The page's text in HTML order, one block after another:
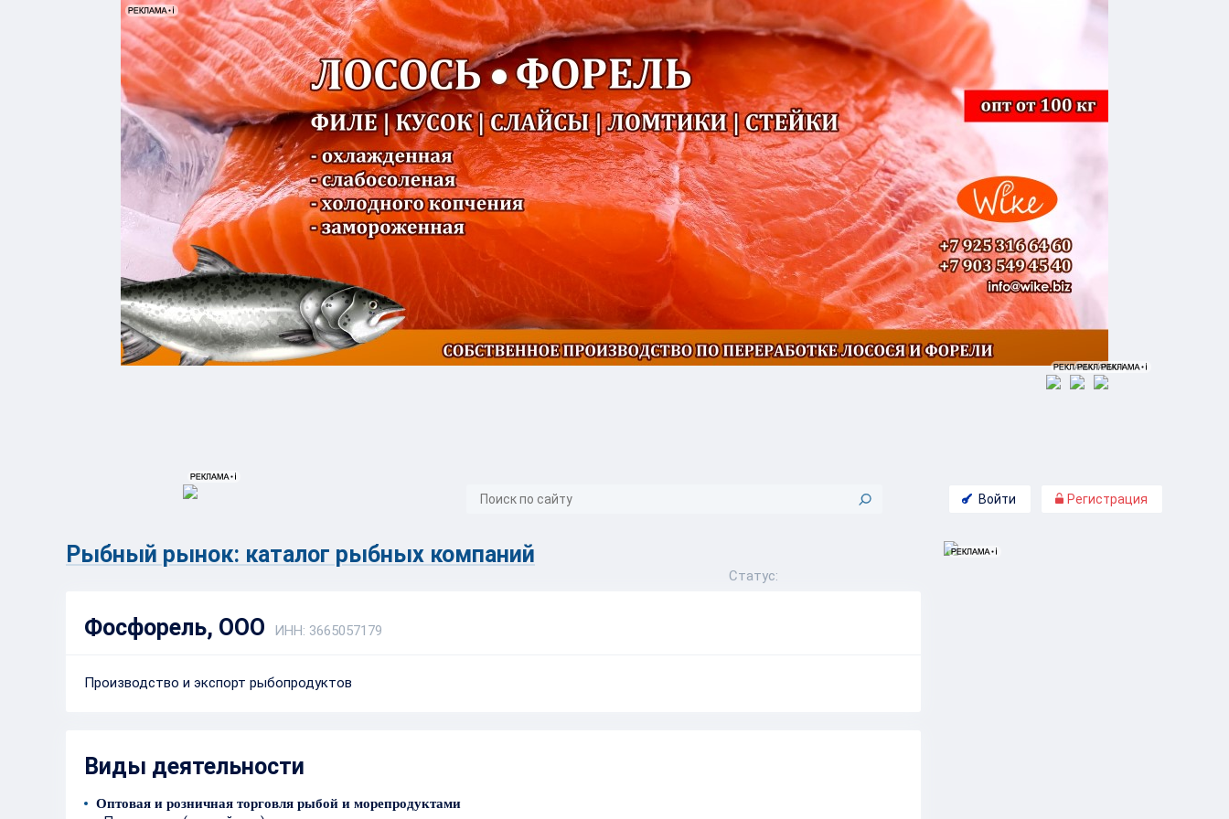
Войти Регистрация
Рыбный рынок: каталог рыбных компаний
Статус:
Фосфорель, ООО ИНН: 3665057179
Производство и экспорт рыбопродуктов
Виды деятельности
Оптовая и розничная торговля рыбой и морепродуктами